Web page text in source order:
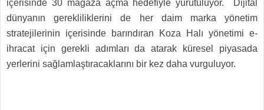
içerisinde 30 mağaza açma hedefiyle yürütülüyor. Dijital
dünyanın gerekliliklerini de her daim marka yönetim
stratejilerinin içerisinde barındıran Koza Halı yönetimi e-
ihracat için gerekli adımları da atarak küresel piyasada
yerlerini sağlamlaştıracaklarını bir kez daha vurguluyor.